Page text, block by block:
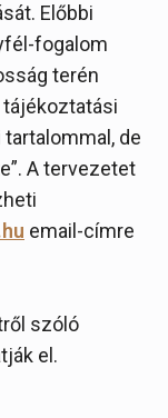
Előbbi
fogalom
terén
tájékoztatási
de
A tervezetet
email-címre
szóló
el.